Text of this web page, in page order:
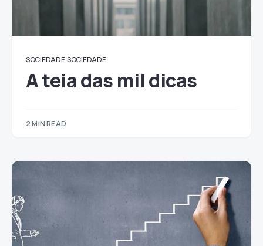
SOCIEDADE SOCIEDADE
A teia das mil dicas
2 MIN READ